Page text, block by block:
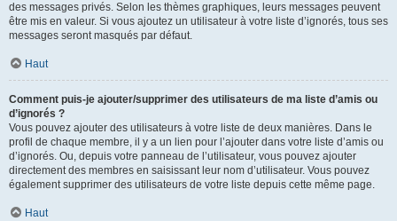
des messages privés. Selon les thèmes graphiques, leurs messages peuvent
être mis en valeur. Si vous ajoutez un utilisateur à votre liste d’ignorés, tous ses
messages seront masqués par défaut.
Haut
Comment puis-je ajouter/supprimer des utilisateurs de ma liste d’amis ou
d’ignorés ?
Vous pouvez ajouter des utilisateurs à votre liste de deux manières. Dans le
profil de chaque membre, il y a un lien pour l’ajouter dans votre liste d’amis ou
d’ignorés. Ou, depuis votre panneau de l’utilisateur, vous pouvez ajouter
directement des membres en saisissant leur nom d’utilisateur. Vous pouvez
également supprimer des utilisateurs de votre liste depuis cette même page.
Haut